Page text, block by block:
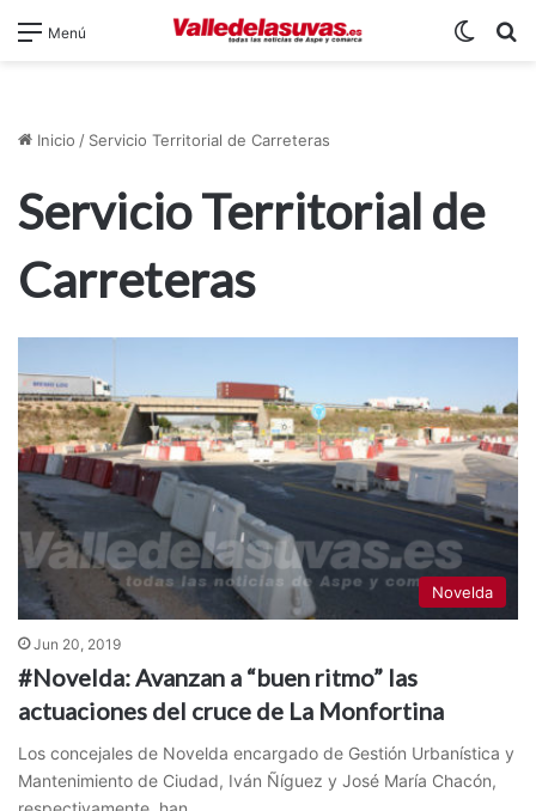
Menú
Inicio / Servicio Territorial de Carreteras
Servicio Territorial de
Carreteras
Novelda
Jun 20, 2019
#Novelda: Avanzan a “buen ritmo” las
actuaciones del cruce de La Monfortina
Los concejales de Novelda encargado de Gestión Urbanística y
Mantenimiento de Ciudad, Iván Ñíguez y José María Chacón,